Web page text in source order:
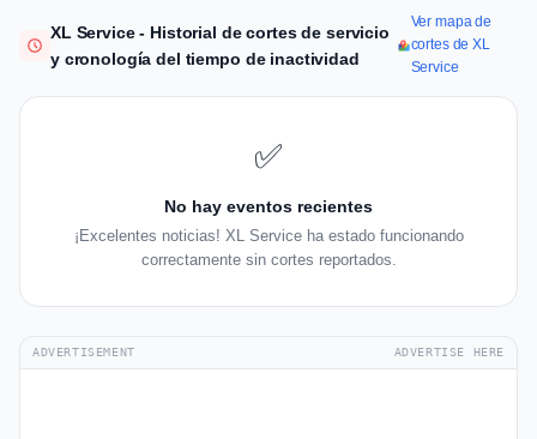
XL Service - Historial de cortes de servicio
y cronología del tiempo de inactividad
Ver mapa de
cortes de XL
Service
✅
No hay eventos recientes
¡Excelentes noticias! XL Service ha estado funcionando
correctamente sin cortes reportados.
ADVERTISEMENT ADVERTISE HERE